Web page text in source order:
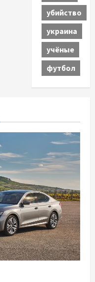
убийство
украина
учёные
футбол